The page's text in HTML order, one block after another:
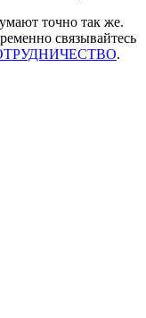
точно так же.
связывайтесь
.